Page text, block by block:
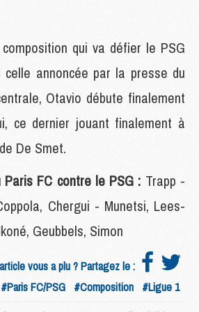
qui va défier le PSG
annoncée par la presse du
Otavio débute finalement
ce dernier jouant finalement à
De Smet.
FC contre le PSG : Trapp -
Chergui - Munetsi, Lees-
Geubbels, Simon
vous a plu ? Partagez le :
#Paris FC/PSG #Composition #Ligue 1